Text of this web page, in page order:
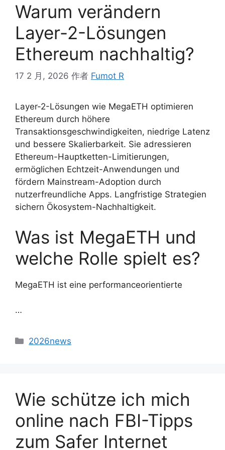
Warum verändern
Layer-2-Lösungen
Ethereum nachhaltig?
17 2 月, 2026 作者 Fumot R
Layer-2-Lösungen wie MegaETH optimieren
Ethereum durch höhere
Transaktionsgeschwindigkeiten, niedrige Latenz
und bessere Skalierbarkeit. Sie adressieren
Ethereum-Hauptketten-Limitierungen,
ermöglichen Echtzeit-Anwendungen und
fördern Mainstream-Adoption durch
nutzerfreundliche Apps. Langfristige Strategien
sichern Ökosystem-Nachhaltigkeit.
Was ist MegaETH und
welche Rolle spielt es?
MegaETH ist eine performanceorientierte
…
2026news
Wie schütze ich mich
online nach FBI-Tipps
zum Safer Internet